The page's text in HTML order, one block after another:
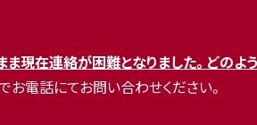
現在連絡が困難となりました。どのよ
お電話にてお問い合わせください。